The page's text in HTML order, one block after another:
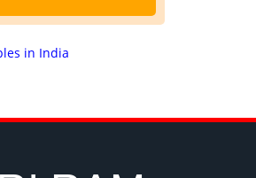
in India